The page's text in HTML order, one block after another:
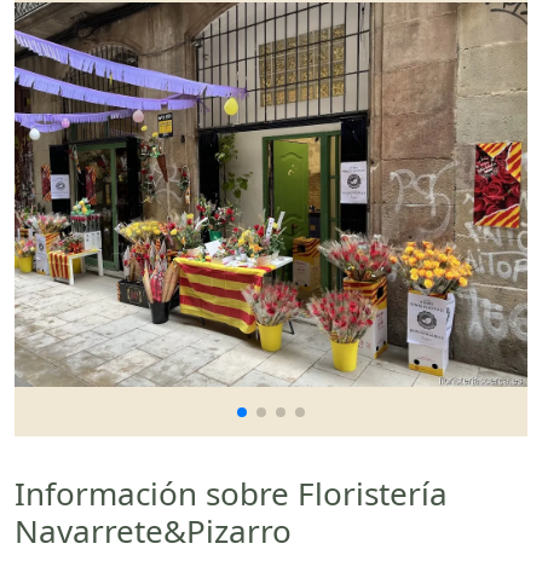
Información sobre Floristería
Navarrete&Pizarro